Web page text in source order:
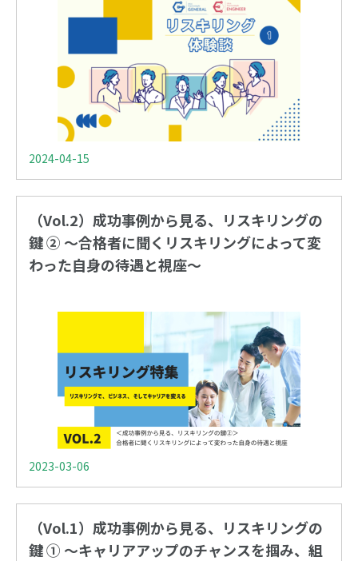
2024-04-15
（Vol.2）成功事例から見る、リスキリングの
鍵 ② 〜合格者に聞くリスキリングによって変
わった自身の待遇と視座〜
2023-03-06
（Vol.1）成功事例から見る、リスキリングの
鍵 ① 〜キャリアアップのチャンスを掴み、組